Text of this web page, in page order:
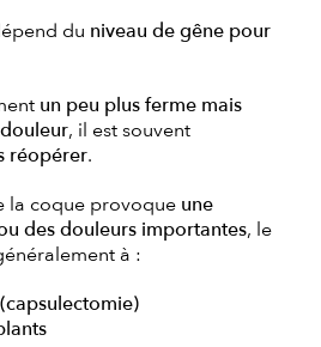
du niveau de gêne pour
un peu plus ferme mais
, il est souvent
réopérer.
la coque provoque une
des douleurs importantes, le
à :